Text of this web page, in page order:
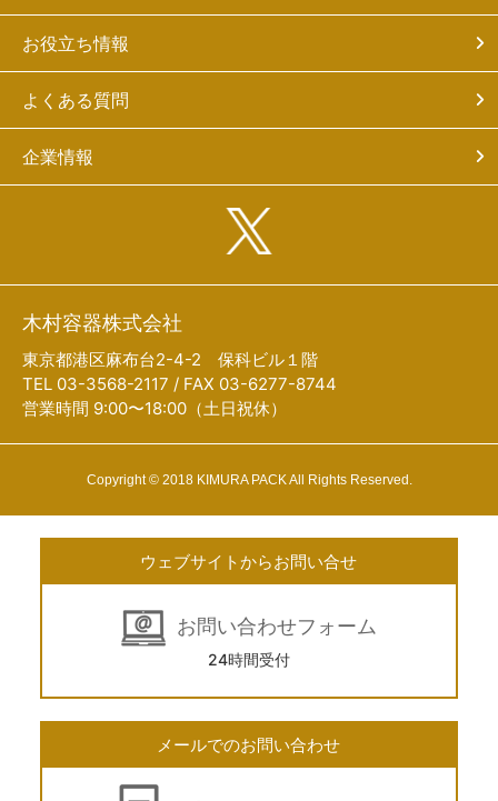
お役立ち情報
よくある質問
企業情報
木村容器株式会社
東京都港区麻布台2-4-2 保科ビル１階
TEL 03-3568-2117 / FAX 03-6277-8744
営業時間 9:00〜18:00（土日祝休）
Copyright © 2018 KIMURA PACK All Rights Reserved.
ウェブサイトからお問い合せ
お問い合わせフォーム
24時間受付
メールでのお問い合わせ